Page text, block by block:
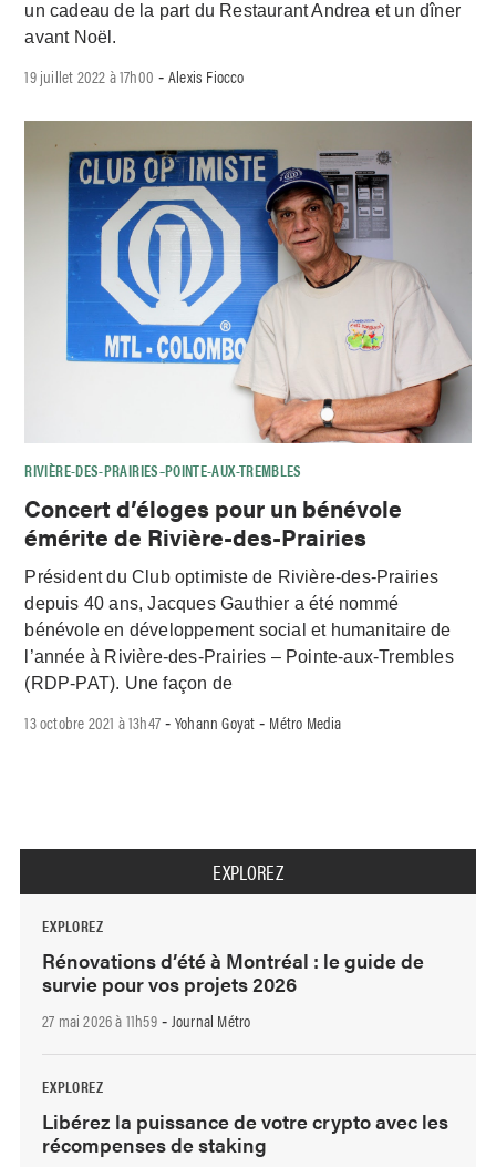
un cadeau de la part du Restaurant Andrea et un dîner
avant Noël.
19 juillet 2022 à 17h00 -Alexis Fiocco
RIVIÈRE-DES-PRAIRIES–POINTE-AUX-TREMBLES
Concert d’éloges pour un bénévole
émérite de Rivière-des-Prairies
Président du Club optimiste de Rivière-des-Prairies
depuis 40 ans, Jacques Gauthier a été nommé
bénévole en développement social et humanitaire de
l’année à Rivière-des-Prairies – Pointe-aux-Trembles
(RDP-PAT). Une façon de
13 octobre 2021 à 13h47 -Yohann Goyat - Métro Media
EXPLOREZ
EXPLOREZ
Rénovations d’été à Montréal : le guide de
survie pour vos projets 2026
27 mai 2026 à 11h59- Journal Métro
EXPLOREZ
Libérez la puissance de votre crypto avec les
récompenses de staking